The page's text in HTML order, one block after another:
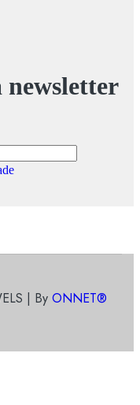
newsletter
| By ONNET®